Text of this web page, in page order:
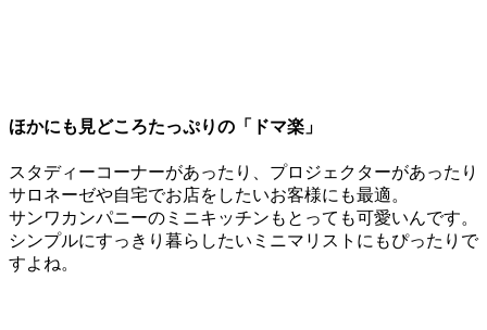
ほかにも見どころたっぷりの「ドマ楽」
スタディーコーナーがあったり、プロジェクターがあったり
サロネーゼや自宅でお店をしたいお客様にも最適。
サンワカンパニーのミニキッチンもとっても可愛いんです。
シンプルにすっきり暮らしたいミニマリストにもぴったりで
すよね。